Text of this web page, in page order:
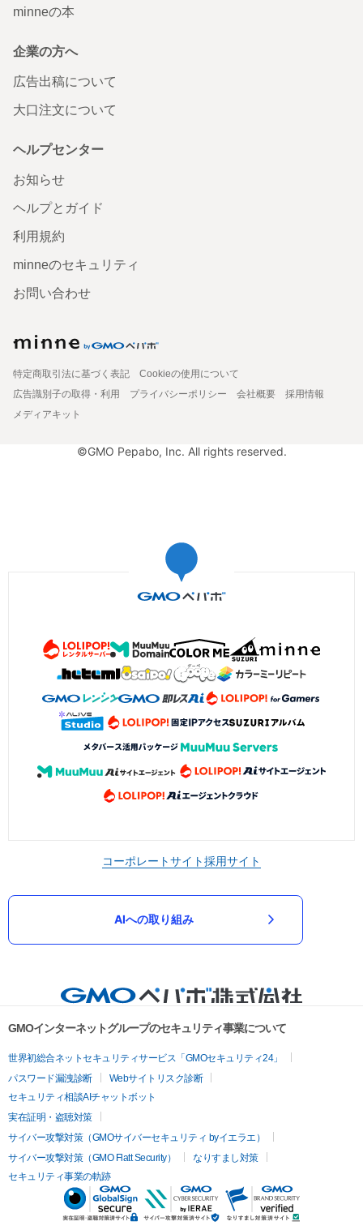
minneの本
企業の方へ
広告出稿について
大口注文について
ヘルプセンター
お知らせ
ヘルプとガイド
利用規約
minneのセキュリティ
お問い合わせ
特定商取引法に基づく表記
Cookieの使用について
広告識別子の取得・利用
プライバシーポリシー 会社概要
採用情報
メディアキット
©GMO Pepabo, Inc. All rights reserved.
コーポレートサイト採用サイト
AIへの取り組み
GMOインターネットグループのセキュリティ事業について
世界初総合ネットセキュリティサービス「GMOセキュリティ24」
パスワード漏洩診断
Webサイトリスク診断
セキュリティ相談AIチャットボット
実在証明・盗聴対策
サイバー攻撃対策（GMOサイバーセキュリティ byイエラエ）
サイバー攻撃対策（GMO Flatt Security）
なりすまし対策
セキュリティ事業の軌跡